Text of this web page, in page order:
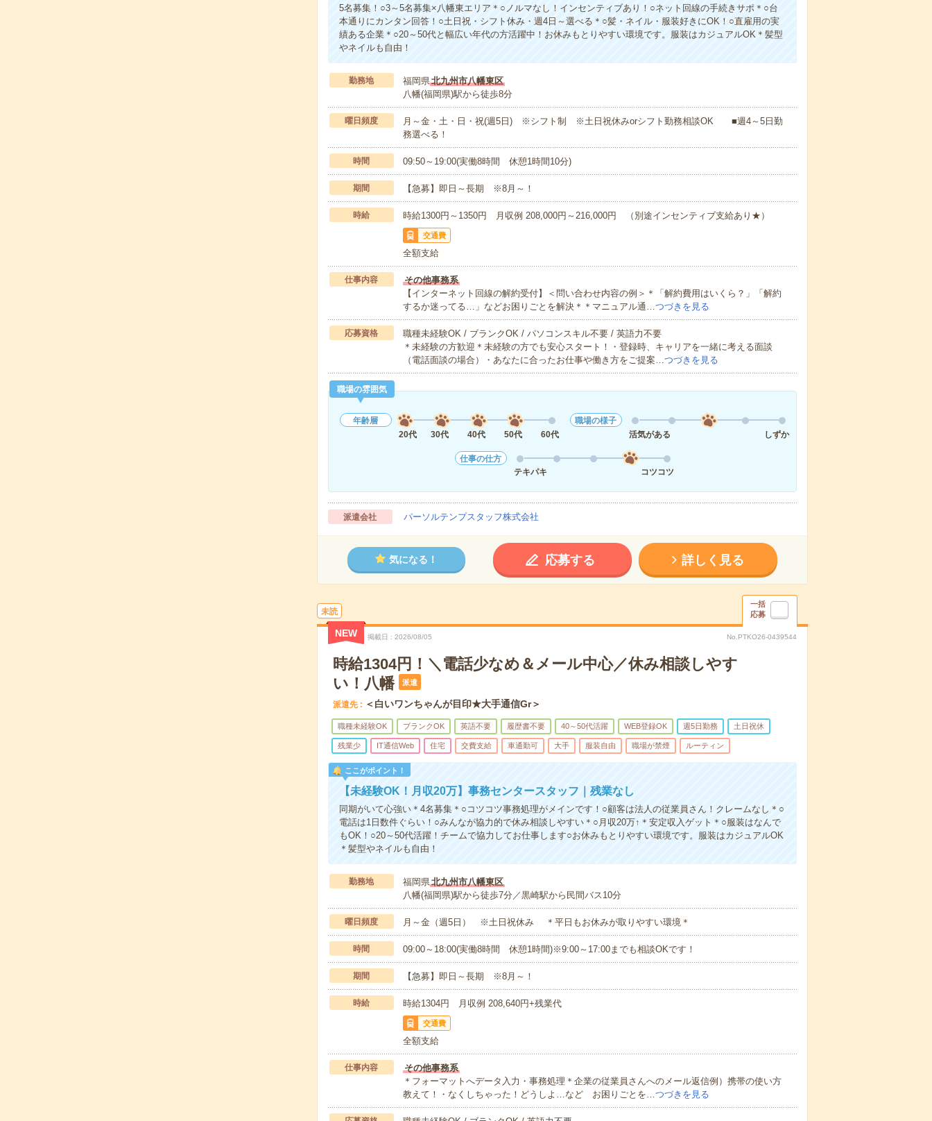
5名募集！○3～5名募集×八幡東エリア＊○ノルマなし！インセンティブあり！○ネット回線の手続きサポ＊○台
本通りにカンタン回答！○土日祝・シフト休み・週4日～選べる＊○髪・ネイル・服装好きにOK！○直雇用の実
績ある企業＊○20～50代と幅広い年代の方活躍中！お休みもとりやすい環境です。服装はカジュアルOK＊髪型
やネイルも自由！
勤務地 福岡県北九州市八幡東区
八幡(福岡県)駅から徒歩8分
曜日頻度
月～金・土・日・祝(週5日) ※シフト制 ※土日祝休みorシフト勤務相談OK ■週4～5日勤
務選べる！
時間 09:50～19:00(実働8時間 休憩1時間10分)
期間 【急募】即日～長期 ※8月～！
時給 時給1300円～1350円 月収例 208,000円～216,000円 （別途インセンティブ支給あり★）
交通費
全額支給
仕事内容
その他事務系
【インターネット回線の解約受付】＜問い合わせ内容の例＞＊「解約費用はいくら？」「解約
するか迷ってる…」などお困りごとを解決＊＊マニュアル通…つづきを見る
応募資格
職種未経験OK / ブランクOK / パソコンスキル不要 / 英語力不要
＊未経験の方歓迎＊未経験の方でも安心スタート！・登録時、キャリアを一緒に考える面談
（電話面談の場合）・あなたに合ったお仕事や働き方をご提案…つづきを見る
職場の雰囲気
年齢層
20代
30代 40代 50代 60代
職場の様子
活気がある
しずか
仕事の仕方
テキパキ
コツコツ
派遣会社 パーソルテンプスタッフ株式会社
気になる！ 応募する 詳しく見る
未読
一括
応募
NEW 掲載日 2026/08/05 No.PTKO26-0439544
時給1304円！＼電話少なめ＆メール中心／休み相談しやす
い！八幡
派遣
派遣先 ＜白いワンちゃんが目印★大手通信Gr＞
職種未経験OK ブランクOK 英語不要 履歴書不要 40～50代活躍 WEB登録OK 週5日勤務 土日祝休
残業少 IT通信Web 住宅 交費支給 車通勤可 大手 服装自由 職場が禁煙 ルーティン
ここがポイント！
【未経験OK！月収20万】事務センタースタッフ｜残業なし
同期がいて心強い＊4名募集＊○コツコツ事務処理がメインです！○顧客は法人の従業員さん！クレームなし＊○
電話は1日数件ぐらい！○みんなが協力的で休み相談しやすい＊○月収20万↑＊安定収入ゲット＊○服装はなんで
もOK！○20～50代活躍！チームで協力してお仕事します○お休みもとりやすい環境です。服装はカジュアルOK
＊髪型やネイルも自由！
勤務地 福岡県北九州市八幡東区
八幡(福岡県)駅から徒歩7分／黒崎駅から民間バス10分
曜日頻度 月～金（週5日） ※土日祝休み ＊平日もお休みが取りやすい環境＊
時間 09:00～18:00(実働8時間 休憩1時間)※9:00～17:00までも相談OKです！
期間 【急募】即日～長期 ※8月～！
時給 時給1304円 月収例 208,640円+残業代
交通費
全額支給
仕事内容
その他事務系
＊フォーマットへデータ入力・事務処理＊企業の従業員さんへのメール返信例）携帯の使い方
教えて！・なくしちゃった！どうしよ…など お困りごとを…つづきを見る